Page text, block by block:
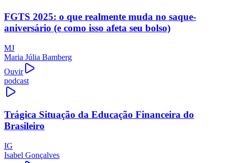
FGTS 2025: o que realmente muda no saque-
aniversário (e como isso afeta seu bolso)
MJ
Maria Júlia Bamberg
Ouvir
podcast
Trágica Situação da Educação Financeira do
Brasileiro
IG
Isabel Gonçalves